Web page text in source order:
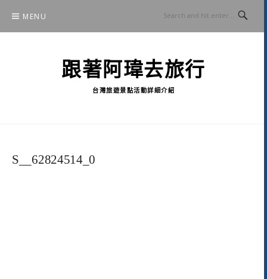
content
MENU
跟著阿瑋去旅行
台灣旅遊景點活動詳細介紹
S__62824514_0